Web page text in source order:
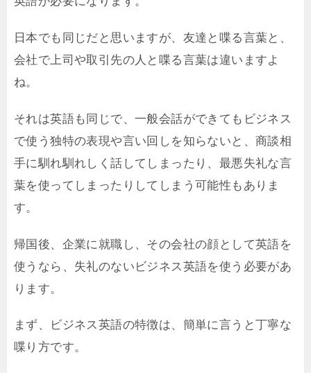
日本でも同じだと思いますが、友達と喋る言葉と、
会社で上司や取引先の人と喋る言葉は違いますよ
ね。
それは英語も同じで、一般会話ができてもビジネス
で使う独特の表現や言い回しを知らないと、商談相
手に馴れ馴れしく話してしまったり、最悪失礼な言
葉を使ってしまったりしてしまう可能性もありま
す。
帰国後、企業に就職し、その会社の顔として英語を
使うなら、失礼のないビジネス英語を使う必要があ
ります。
まず、ビジネス英語の特徴は、簡単に言うと丁寧な
喋り方です。